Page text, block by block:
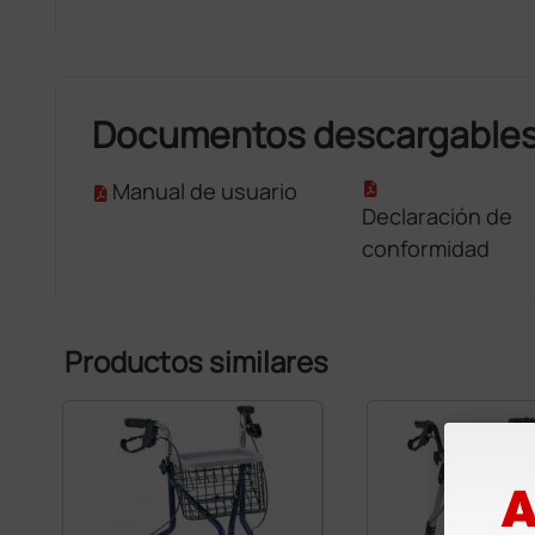
Documentos
Manual de usuario
Declaración de
conformidad
Productos similares